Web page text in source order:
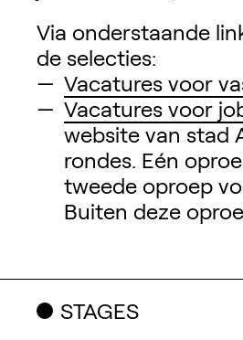
Via onderstaande
de selecties:
Vacatures voor
Vacatures voor
website van stad
rondes. Eén
tweede oproep
Buiten deze
STAGES